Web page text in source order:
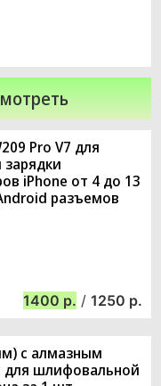
Pro V7 для
iPhone от 4 до 13
разъемов
1400 / 1250
с алмазным
для шлифовальной